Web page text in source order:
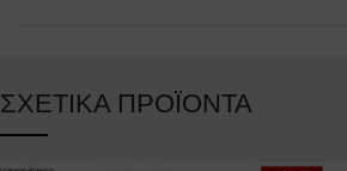
ΣΧΕΤΙΚΆ ΠΡΟΪΌΝΤΑ